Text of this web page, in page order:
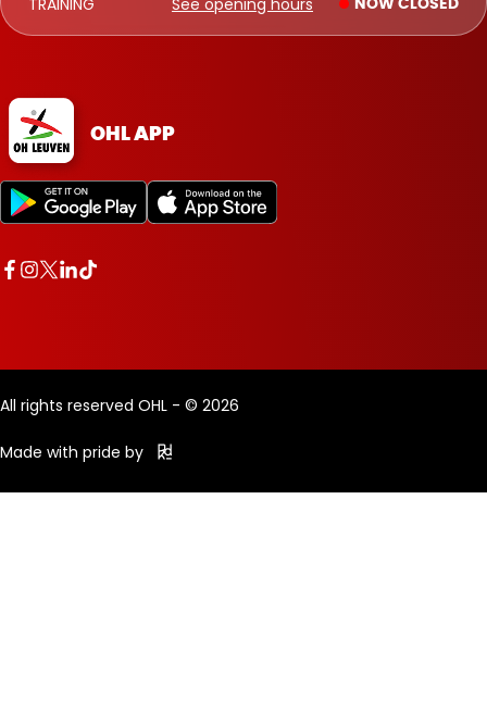
NOW CLOSED
OHL APP
All rights reserved OHL - © 2026
Made with pride by